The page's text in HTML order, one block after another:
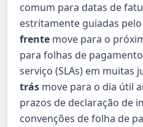
comum para datas de
estritamente guiadas
frente move para o
para folhas de
serviço (SLAs) em muitas
trás move para o dia útil
prazos de declaração de
convenções de folha de